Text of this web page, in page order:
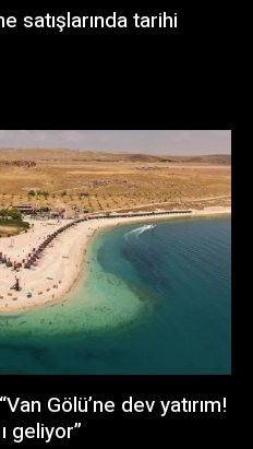
satışlarında tarihi
Gölü’ne dev yatırım!
geliyor”